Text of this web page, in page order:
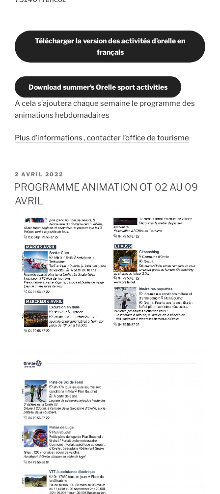
Télécharger la version des activités d’orelle en
français
Download summer’s Orelle sport activities
A cela s’ajoutera chaque semaine le programme des
animations hebdomadaires
Plus d’informations , contacter l’office de tourisme
PUBLIÉ
LE
2 AVRIL 2022
PROGRAMME ANIMATION OT 02 AU 09
AVRIL